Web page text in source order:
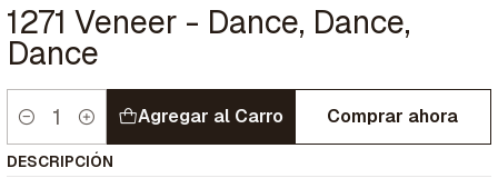
1271 Veneer - Dance, Dance,
Dance
Cantidad
Agregar al Carro Comprar ahora
DESCRIPCIÓN